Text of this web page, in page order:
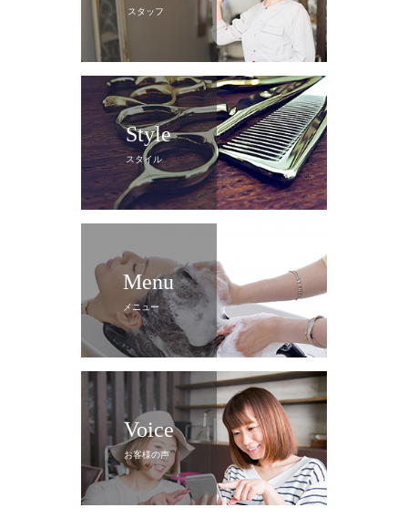
スタッフ
Style
スタイル
Menu
メニュー
Voice
お客様の声